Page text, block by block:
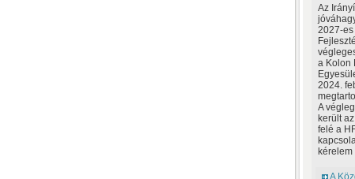
Az
2027-
a Kolon
2024.
A
került
felé a
A